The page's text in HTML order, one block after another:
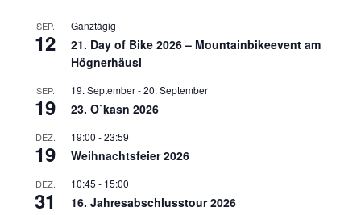
SEP.
12
Ganztägig
21. Day of Bike 2026 – Mountainbikeevent am
Högnerhäusl
SEP.
19
19. September-20. September
23. O`kasn 2026
DEZ.
19
19:00 -23:59
Weihnachtsfeier 2026
DEZ.
31
10:45 - 15:00
16. Jahresabschlusstour 2026